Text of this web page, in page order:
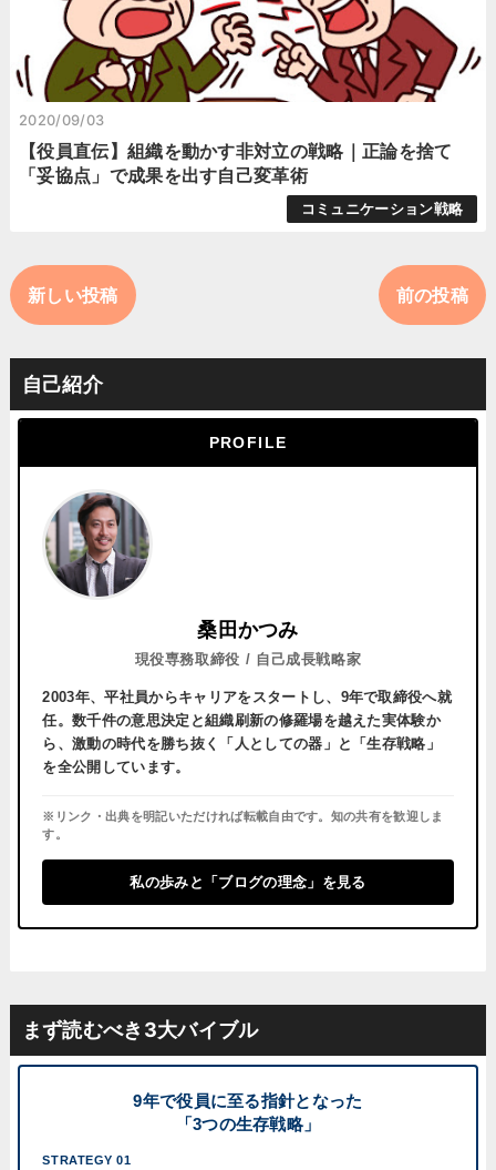
2020/09/03
【役員直伝】組織を動かす非対立の戦略｜正論を捨て
「妥協点」で成果を出す自己変革術
コミュニケーション戦略
新しい投稿 前の投稿
自己紹介
PROFILE
桑田かつみ
現役専務取締役 / 自己成長戦略家
2003年、平社員からキャリアをスタートし、 9年で取締役へ就
任。数千件の意思決定と組織刷新の修羅場を越えた実体験か
ら、激動の時代を勝ち抜く「人としての器」と「生存戦略」
を全公開しています。
※リンク・出典を明記いただければ転載自由です。知の共有を歓迎しま
す。
私の歩みと「ブログの理念」を見る
まず読むべき3大バイブル
9年で役員に至る指針となった
「3つの生存戦略」
STRATEGY 01